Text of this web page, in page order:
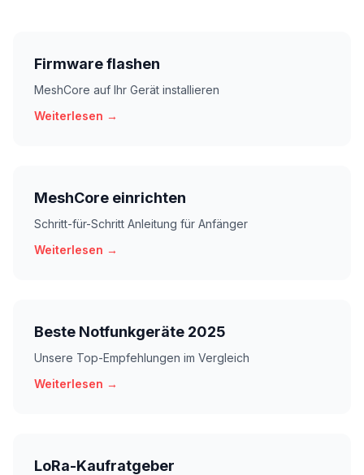
Firmware flashen
MeshCore auf Ihr Gerät installieren
Weiterlesen →
MeshCore einrichten
Schritt-für-Schritt Anleitung für Anfänger
Weiterlesen →
Beste Notfunkgeräte 2025
Unsere Top-Empfehlungen im Vergleich
Weiterlesen →
LoRa-Kaufratgeber